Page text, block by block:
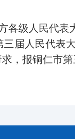
各级人民代
届人民代表
，报铜仁市